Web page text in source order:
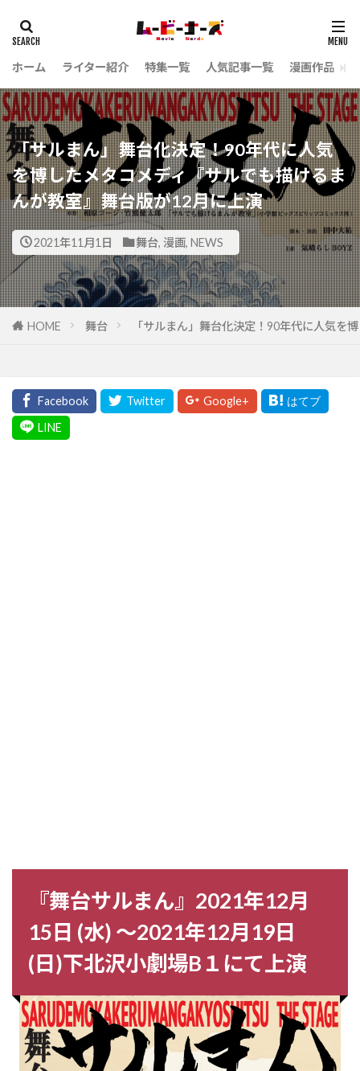
ホーム ライター紹介 特集一覧 人気記事一覧 漫画作品
「サルまん」舞台化決定！90年代に人気
を博したメタコメディ『サルでも描けるま
んが教室』舞台版が12月に上演
2021年11月1日 舞台, 漫画, NEWS
HOME 舞台 「サルまん」舞台化決定！90年代に人気を
『舞台サルまん』2021年12⽉
15⽇ (水) 〜2021年12⽉19⽇
(⽇)下北沢小劇場B１にて上演